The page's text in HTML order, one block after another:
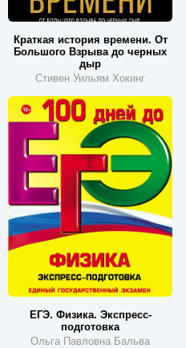
Краткая история времени. От
Большого Взрыва до черных
дыр
Стивен Уильям Хокинг
ЕГЭ. Физика. Экспресс-
подготовка
Ольга Павловна Бальва